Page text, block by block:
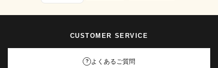
CUSTOMER SERVICE
? よくあるご質問